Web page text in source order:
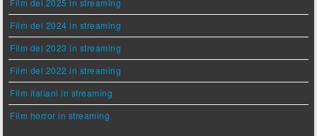
Film del 2025 in streaming
Film del 2024 in streaming
Film del 2023 in streaming
Film del 2022 in streaming
Film italiani in streaming
Film horror in streaming